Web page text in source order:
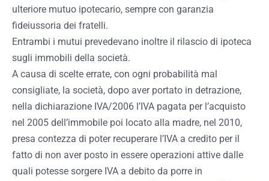
ulteriore mutuo ipotecario, sempre con garanzia
fideiussoria dei fratelli.
Entrambi i mutui prevedevano inoltre il rilascio di ipoteca
sugli immobili della società.
A causa di scelte errate, con ogni probabilità mal
consigliate, la società, dopo aver portato in detrazione,
nella dichiarazione IVA/2006 l’IVA pagata per l’acquisto
nel 2005 dell’immobile poi locato alla madre, nel 2010,
presa contezza di poter recuperare l’IVA a credito per il
fatto di non aver posto in essere operazioni attive dalle
quali potesse sorgere IVA a debito da porre in